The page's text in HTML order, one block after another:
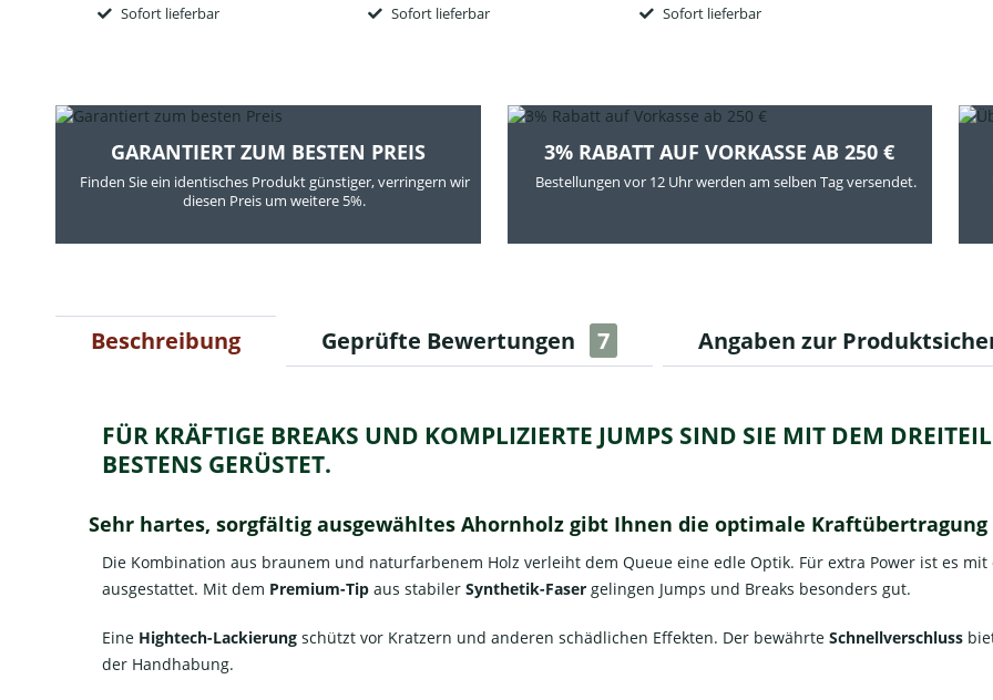
Sofort lieferbar Sofort lieferbar Sofort lieferbar
GARANTIERT ZUM BESTEN PREIS
Finden Sie ein identisches Produkt günstiger, verringern wir
diesen Preis um weitere 5%.
3% RABATT AUF VORKASSE AB 250 €
Bestellungen vor 12 Uhr werden am selben Tag versendet.
Beschreibung Geprüfte Bewertungen 7 Angaben zur
FÜR KRÄFTIGE BREAKS UND KOMPLIZIERTE JUMPS SIND SIE MIT DEM
BESTENS GERÜSTET.
Sehr hartes, sorgfältig ausgewähltes Ahornholz gibt Ihnen die optimale
Die Kombination aus braunem und naturfarbenem Holz verleiht dem Queue eine edle Optik. Für extra Power ist es
ausgestattet. Mit dem Premium-Tipaus stabiler Synthetik-Fasergelingen Jumps und Breaks besonders gut.
Eine Hightech-Lackierungschützt vor Kratzern und anderen schädlichen Effekten. Der bewährte Schnellverschluss
der Handhabung.